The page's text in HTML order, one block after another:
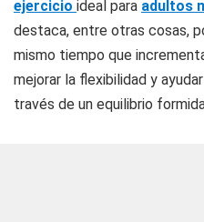
ejercicio ideal para adultos
destaca, entre otras cosas,
mismo tiempo que
mejorar la flexibilidad y
través de un equilibrio